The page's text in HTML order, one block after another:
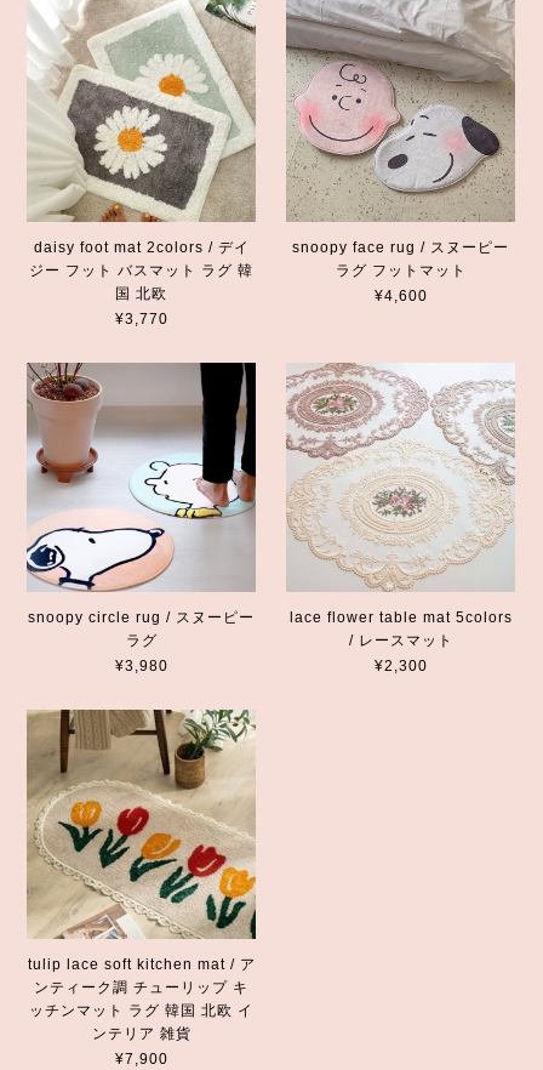
daisy foot mat 2colors / デイ
ジー フット バスマット ラグ 韓
国 北欧
¥3,770
snoopy face rug / スヌーピー
ラグ フットマット
¥4,600
snoopy circle rug / スヌーピー
ラグ
¥3,980
lace flower table mat 5colors
/ レースマット
¥2,300
tulip lace soft kitchen mat / ア
ンティーク調 チューリップ キ
ッチンマット ラグ 韓国 北欧 イ
ンテリア 雑貨
¥7,900